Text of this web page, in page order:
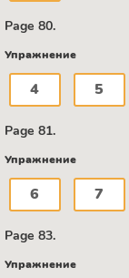
Page 80.
Упражнение
4 5
Page 81.
Упражнение
6 7
Page 83.
Упражнение